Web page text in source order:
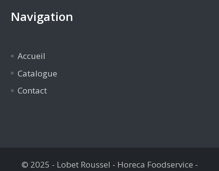
Navigation
Accueil
Catalogue
Contact
© 2025 - Lobet Roussel - Horeca Foodservice -